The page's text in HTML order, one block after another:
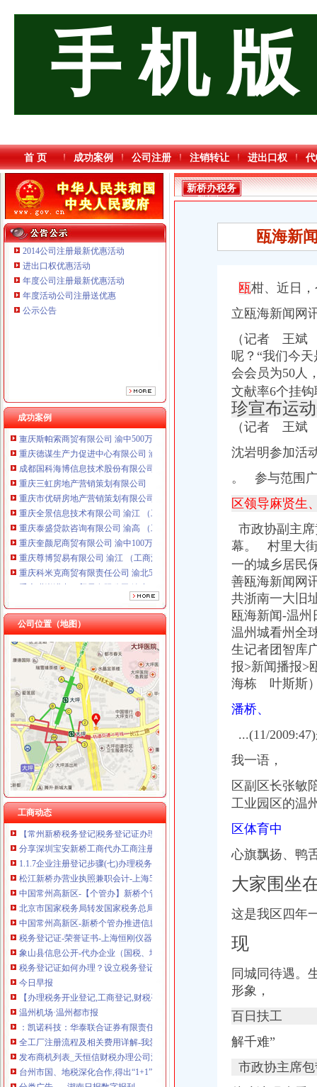
手 机 版
首 页 成功案例 公司注册 注销转让 进出口权
2014公司注册最新优惠活动
进出口权优惠活动
年度公司注册最新优惠活动
年度活动公司注册送优惠
公示公告
成功案例
重庆科米克商贸有限责任公司 渝北50万 （工商注册）
重庆瑾崇进出口贸易有限公司 渝中100万 （进出口权）
重庆斯帕索商贸有限公司 渝中500万 （进出口权）
重庆德谋生产力促进中心有限公司 渝大10万 （工商注册）
成都国科海博信息技术股份有限公司重庆分公司 渝江 （工商注册）
重庆三虹房地产营销策划有限公司
重庆市优研房地产营销策划有限公司
重庆全景信息技术有限公司 渝江 （工商注册）
重庆泰盛贷款咨询有限公司 渝高 （工商注册）
重庆奎颜尼商贸有限公司 渝中100万 （工商注册）
重庆尊博贸易有限公司 渝江 （工商注册）
重庆科米克商贸有限责任公司 渝北50万 （工商注册）
重庆瑾崇进出口贸易有限公司 渝中100万 （进出口权）
重庆斯帕索商贸有限公司 渝中500万 （进出口权）
重庆德谋生产力促进中心有限公司 渝大10万 （工商注册）
成都国科海博信息技术股份有限公司重庆分公司 渝江 （工商注册）
公司位置（地图）
工商动态
新桥办税务登记证
分类广告_新浪新闻
分类广告_资讯频道_凤凰网
高要重点项目（工作）监督况专栏
关于统一换发税务登记证件公告
11月7日广西广西城建咨询有限公司玉林市福绵区新桥联片农村饮水安
【上海新桥税务登记|税务登记证办理|代理税务登记】-上海赶集网
关于统一换发税务登记证件公告
【常州新桥税务登记|税务登记证办理|代理税务登记】-常州赶集网
分享深圳宝安新桥工商代办工商注册流程-兴义之窗
1.1.7企业注册登记步骤(七)办理税务登记-shuo的日志-网易博客
松江新桥办营业执照兼职会计-上海58同城
中国常州高新区-【个管办】新桥个管办对国地税信息进行比对推进信
北京市国家税务局转发国家税务总局关于金融保险业税收政策调整后若
中国常州高新区-新桥个管办推进信息管税工作
税务登记证-荣誉证书-上海恒刚仪器仪表有限公司
象山县信息公开-代办企业（国税、地税）税务登记证
税务登记证如何办理？设立税务登记应提供的证件_搜狐教育_搜狐网
今日早报
【办理税务开业登记,工商登记,财税咨询,代理记账】价格_厂家_
温州机场·温州都市报
：凯诺科技：华泰联合证券有限责任公司关于凯诺科技股份有
全工厂注册流程及相关费用详解-我爱铺网
发布商机列表_天恒信财税办理公司注册,代理记账【今日推荐网-分类
台州市国、地税深化合作,得出“1+1”三种答案_宁波频道_凤凰网
分类广告-----湖南日报数字报刊
新桥办税务
登记证
瓯海新
瓯柑、近日
立瓯海新闻网
（记者 王斌
呢？“我们今
会会员为50人
文献率6个挂
珍宣布运
（记者 王斌
沈岩明参加活
。 参与范围广
区领导麻贤生
市政协副主
幕。 村里大街
一的城乡居民
善瓯海新闻
共浙南一大旧
瓯海新闻-温
温州城看州全
生记者团智库
报>新闻播报>
海栋 叶斯斯
潘桥、
...(11/
我一语，
区副区长张敏
工业园区的温
区体育中
心旗飘扬、鸭
大家围坐
这是我区四年
现
同城同待遇。
形象，
百日扶工
解千难”
市政协主席